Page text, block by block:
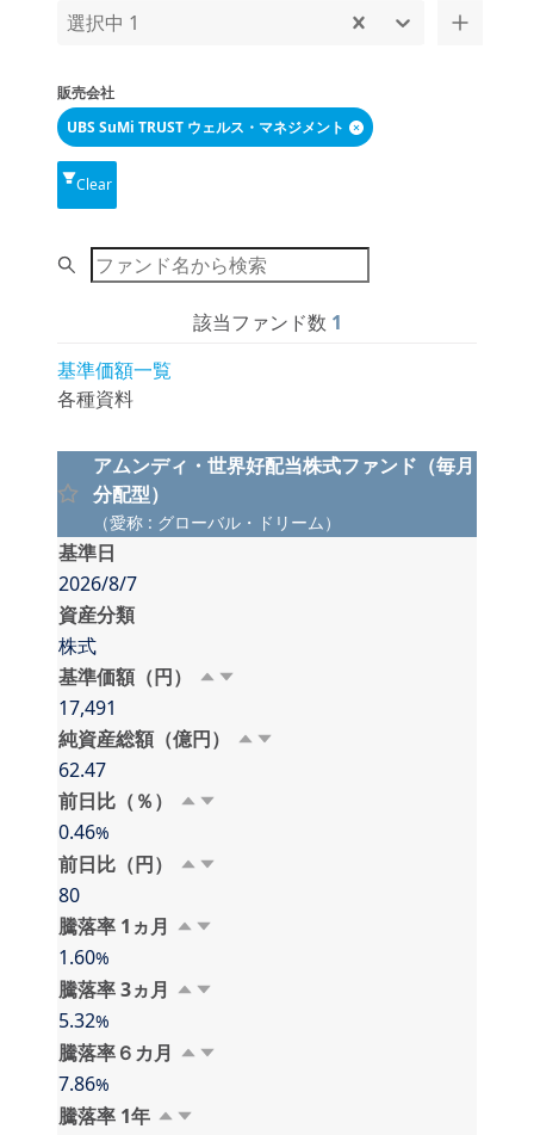
選択中 1
販売会社
UBS SuMi TRUST ウェルス・マネジメント
Clear
Search
該当ファンド数 1
基準価額一覧
各種資料
アムンディ・世界好配当株式ファンド（毎月
分配型）
（愛称 : グローバル・ドリーム）
基準日
2026/8/7
資産分類
株式
基準価額（円）
17,491
純資産総額（億円）
62.47
前日比（％）
0.46%
前日比（円）
80
騰落率 1⁠⁠ヵ⁠月
1.60%
騰落率 3⁠⁠ヵ⁠月
5.32%
騰落率６⁠カ⁠月
7.86%
騰落率 1⁠年